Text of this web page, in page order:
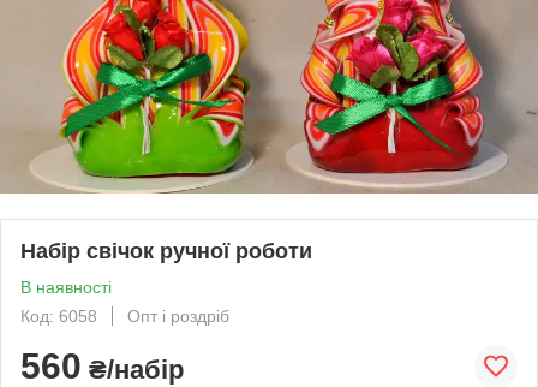
Набір свічок ручної роботи
В наявності
Код: 6058
Опт і роздріб
560 ₴/набір